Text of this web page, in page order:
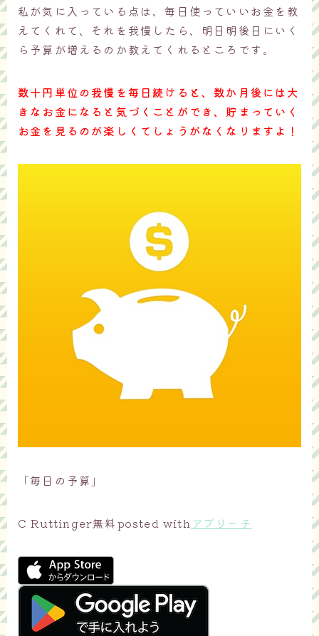
私が気に入っている点は、毎日使っていいお金を教
えてくれて、それを我慢したら、明日明後日にいく
ら予算が増えるのか教えてくれるところです。
数十円単位の我慢を毎日続けると、数か月後には大
きなお金になると気づくことができ、貯まっていく
お金を見るのが楽しくてしょうがなくなりますよ！
「毎日の予算」
C Ruttinger無料posted with アプリーチ